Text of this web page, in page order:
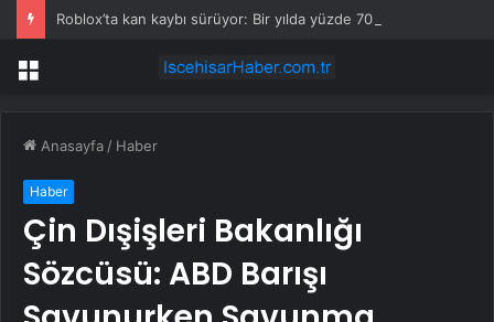
Menü
Anasayfa / Haber
Haber
Çin Dışişleri Bakanlığı
Sözcüsü: ABD Barışı